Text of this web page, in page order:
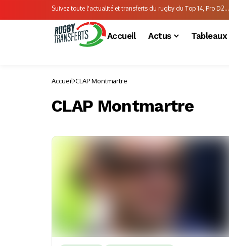
Suivez toute l'actualité et transferts du rugby du Top 14, Pro D2...
Accueil Actus Tableaux
Accueil CLAP Montmartre
CLAP Montmartre